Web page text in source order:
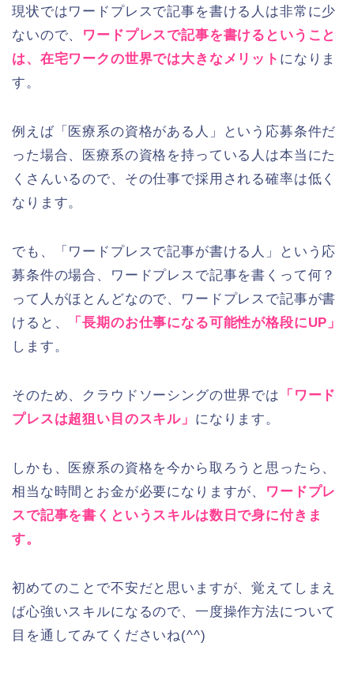
現状ではワードプレスで記事を書ける人は非常に少
ないので、 ワードプレスで記事を書けるということ
は、在宅ワークの世界では大きなメリット になりま
す。
例えば「医療系の資格がある人」という応募条件だ
った場合、医療系の資格を持っている人は本当にた
くさんいるので、その仕事で採用される確率は低く
なります。
でも、「ワードプレスで記事が書ける人」という応
募条件の場合、ワードプレスで記事を書くって何？
って人がほとんどなので、ワードプレスで記事が書
けると、
「長期のお仕事になる可能性が格段にUP」
します。
そのため、クラウドソーシングの世界では
「ワード
プレスは超狙い目のスキル」 になります。
しかも、医療系の資格を今から取ろうと思ったら、
相当な時間とお金が必要になりますが、 ワードプレ
スで記事を書くというスキルは数日で身に付きま
す。
初めてのことで不安だと思いますが、覚えてしまえ
ば心強いスキルになるので、一度操作方法について
目を通してみてくださいね(^^)